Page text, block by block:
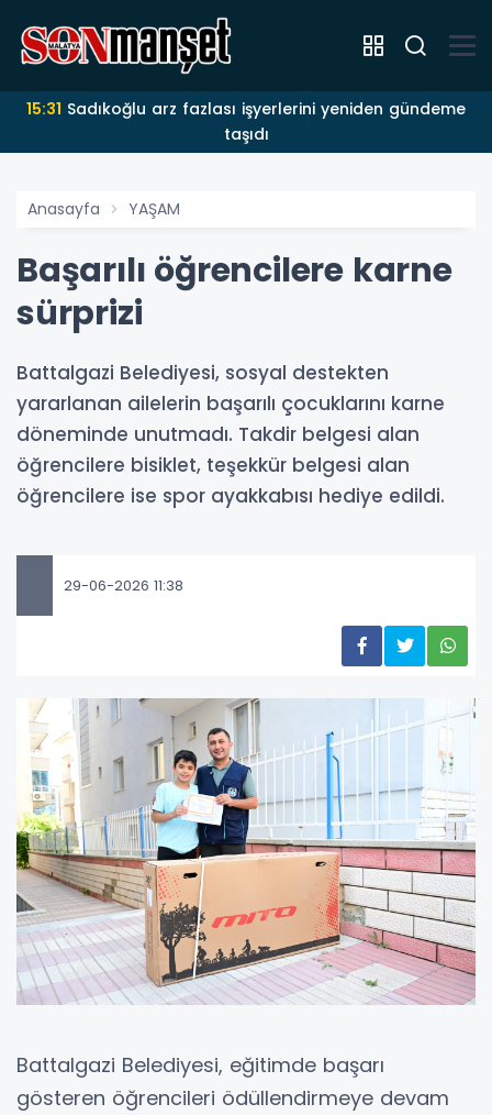
15:31
taşıdı
Anasayfa YAŞAM
Başarılı öğrencilere karne
sürprizi
Battalgazi Belediyesi, sosyal destekten
yararlanan ailelerin başarılı çocuklarını karne
döneminde unutmadı. Takdir belgesi alan
öğrencilere bisiklet, teşekkür belgesi alan
öğrencilere ise spor ayakkabısı hediye edildi.
29-06-2026 11:38
Battalgazi Belediyesi, eğitimde başarı
gösteren öğrencileri ödüllendirmeye devam